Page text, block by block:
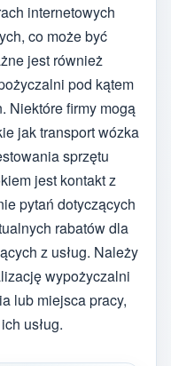
internetowych
co może być
jest również
pod kątem
Niektóre firmy mogą
jak transport wózka
sprzętu
jest kontakt z
pytań dotyczących
rabatów dla
z usług. Należy
wypożyczalni
lub miejsca pracy,
usług.